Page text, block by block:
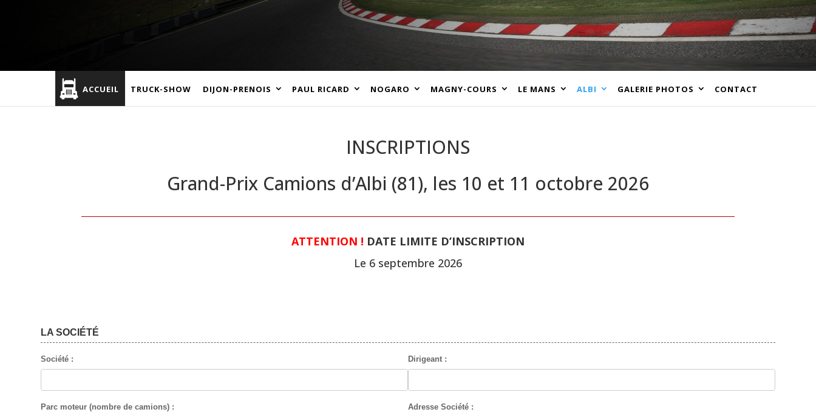
ACCUEIL TRUCK-SHOW DIJON-PRENOIS PAUL RICARD NOGARO MAGNY-COURS LE MANS ALBI GALERIE PHOTOS CONTACT
INSCRIPTIONS
Grand-Prix Camions d’Albi (81), les 10 et 11 octobre 2026
ATTENTION ! DATE LIMITE D’INSCRIPTION
Le 6 septembre 2026
LA SOCIÉTÉ
Société : Dirigeant :
Parc moteur (nombre de camions) : Adresse Société :